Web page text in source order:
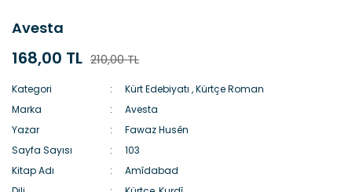
Avesta
168,00 TL 210,00 TL
Kategori Kürt Edebiyatı ,Kürtçe Roman
Marka
Avesta
Yazar
Fawaz Husên
Sayfa Sayısı
103
Kitap Adı
Amîdabad